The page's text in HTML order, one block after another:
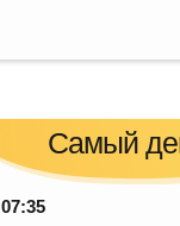
Самый
07:35